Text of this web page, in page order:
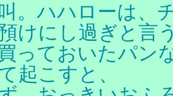
。ハハローは、
けにし過ぎと言
っておいたパン
起こすと、